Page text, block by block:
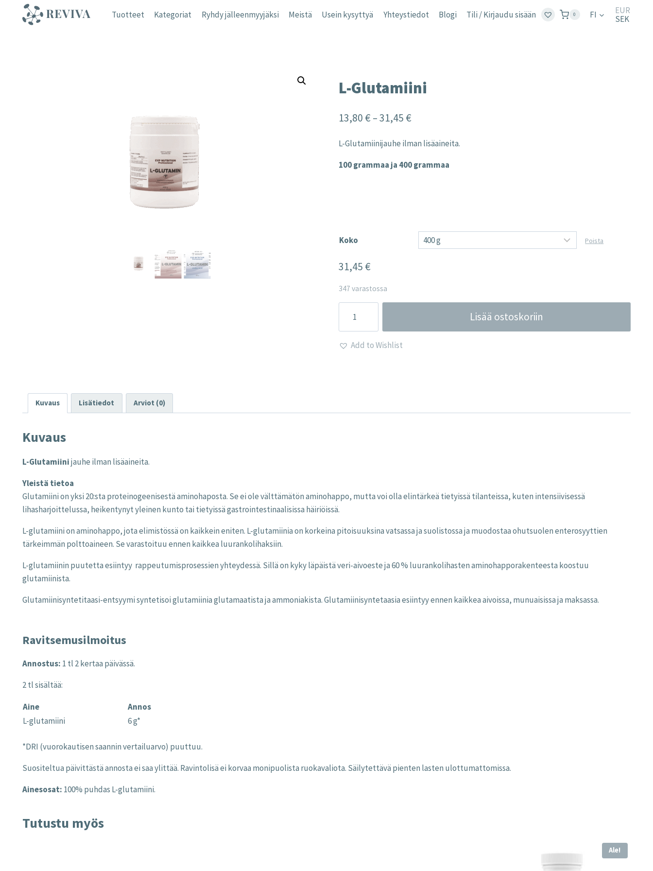
sisältöön
Tuotteet Kategoriat Ryhdy jälleenmyyjäksi Meistä Usein kysyttyä Yhteystiedot Blogi Tili / Kirjaudu sisään 0 FI
EUR
SEK
L-Glutamiini
13,80 € –31,45 €
13,80 €
through
L-Glutamiinijauhe ilman lisäaineita.
100 grammaa ja 400 grammaa
Koko Poista
31,45 €
347 varastossa
Lisää ostoskoriin
Add to Wishlist
Kuvaus Lisätiedot Arviot (0)
Kuvaus
L-Glutamiinijauhe ilman lisäaineita.
Yleistä tietoa
Glutamiini on yksi 20:sta proteinogeenisestä aminohaposta. Se ei ole välttämätön aminohappo, mutta voi olla elintärkeä tietyissä tilanteissa, kuten intensiivisessä
lihasharjoittelussa, heikentynyt yleinen kunto tai tietyissä gastrointestinaalisissa häiriöissä.
L-glutamiini on aminohappo, jota elimistössä on kaikkein eniten. L-glutamiinia on korkeina pitoisuuksina vatsassa ja suolistossa ja muodostaa ohutsuolen enterosyyttien
tärkeimmän polttoaineen. Se varastoituu ennen kaikkea luurankolihaksiin.
L-glutamiinin puutetta esiintyy rappeutumisprosessien yhteydessä. Sillä on kyky läpäistä veri-aivoeste ja 60 % luurankolihasten aminohapporakenteesta koostuu
glutamiinista.
Glutamiinisyntetitaasi-entsyymi syntetisoi glutamiinia glutamaatista ja ammoniakista. Glutamiinisyntetaasia esiintyy ennen kaikkea aivoissa, munuaisissa ja maksassa.
Ravitsemusilmoitus
Annostus: 1 tl 2 kertaa päivässä.
2 tl sisältää:
Aine
Annos
L-glutamiini
6 g*
*DRI (vuorokautisen saannin vertailuarvo) puuttuu.
Suositeltua päivittästä annosta ei saa ylittää. Ravintolisä ei korvaa monipuolista ruokavaliota. Säilytettävä pienten lasten ulottumattomissa.
Ainesosat: 100% puhdas L-glutamiini.
Tutustu myös
Ale!